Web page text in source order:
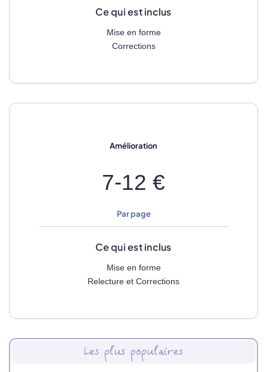
Ce qui est inclus
Mise en forme
Corrections
Amélioration
7-12 €
Par page
Ce qui est inclus
Mise en forme
Relecture et Corrections
Les plus populaires